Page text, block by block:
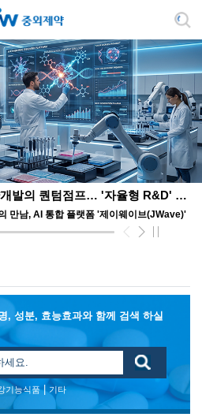
AI와 로봇이 주도하는 신약개발의 퀀텀점프… '자율형 R&D' 앞장서는 JW
만남, AI 통합 플랫폼 '제이웨이브(JWave)'
, 성분, 효능효과와 함께 검색 하실
기능식품| 기타